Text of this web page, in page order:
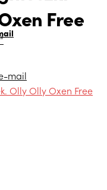
mail
Free